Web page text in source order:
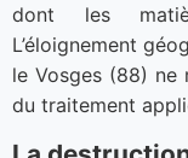
dont les
L’éloignement
le Vosges (88) ne
du traitement